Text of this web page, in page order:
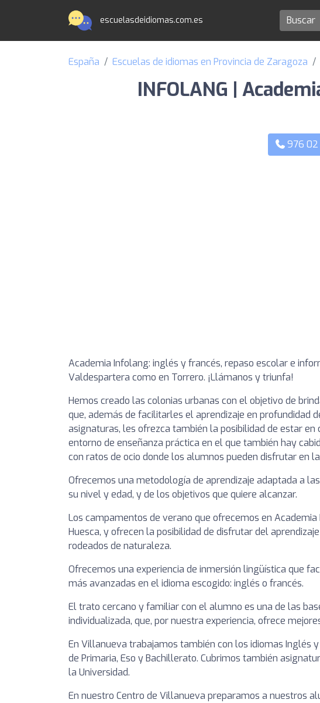
escuelasdeidiomas.com.es
España Escuelas de idiomas en Provincia de Zaragoza
INFOLANG |
976 02
Academia Infolang: inglés y francés, repaso escolar e
Valdespartera como en Torrero. ¡Llámanos y triunfa!
Hemos creado las colonias urbanas con el objetivo de
que, además de facilitarles el aprendizaje en profundidad
asignaturas, les ofrezca también la posibilidad de estar
entorno de enseñanza práctica en el que también hay
con ratos de ocio donde los alumnos pueden disfrutar en
Ofrecemos una metodología de aprendizaje adaptada a
su nivel y edad, y de los objetivos que quiere alcanzar.
Los campamentos de verano que ofrecemos en
Huesca, y ofrecen la posibilidad de disfrutar del
rodeados de naturaleza.
Ofrecemos una experiencia de inmersión lingüística que
más avanzadas en el idioma escogido: inglés o francés.
El trato cercano y familiar con el alumno es una de las
individualizada, que, por nuestra experiencia, ofrece
En Villanueva trabajamos también con los idiomas Inglés
de Primaria, Eso y Bachillerato. Cubrimos también
la Universidad.
En nuestro Centro de Villanueva preparamos a nuestros